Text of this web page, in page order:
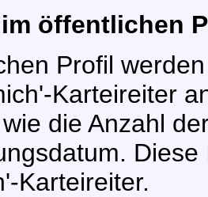
öffentlichen
Profil
Karteireiter
die Anzahl
Karteireiter.